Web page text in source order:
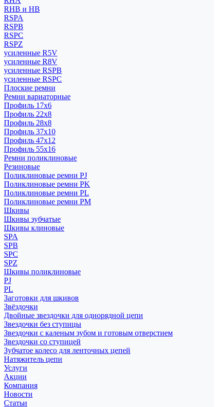
RHB и HB
RSPA
RSPB
RSPC
RSPZ
усиленные R5V
усиленные R8V
усиленные RSPB
усиленные RSPC
Плоские ремни
Ремни вариаторные
Профиль 17x6
Профиль 22x8
Профиль 28x8
Профиль 37x10
Профиль 47x12
Профиль 55x16
Ремни поликлиновые
Резиновые
Поликлиновые ремни PJ
Поликлиновые ремни PK
Поликлиновые ремни PL
Поликлиновые ремни PM
Шкивы
Шкивы зубчатые
Шкивы клиновые
SPA
SPB
SPC
SPZ
Шкивы поликлиновые
PJ
PL
Заготовки для шкивов
Звёздочки
Двойные звездочки для однорядной цепи
Звездочки без ступицы
Звездочки с каленым зубом и готовым отверстием
Звездочки со ступицей
Зубчатое колесо для ленточных цепей
Натяжитель цепи
Услуги
Акции
Компания
Новости
Статьи